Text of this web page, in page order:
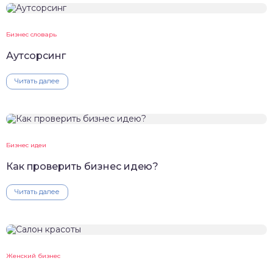
Бизнес словарь
Аутсорсинг
Читать далее
Бизнес идеи
Как проверить бизнес идею?
Читать далее
Женский бизнес